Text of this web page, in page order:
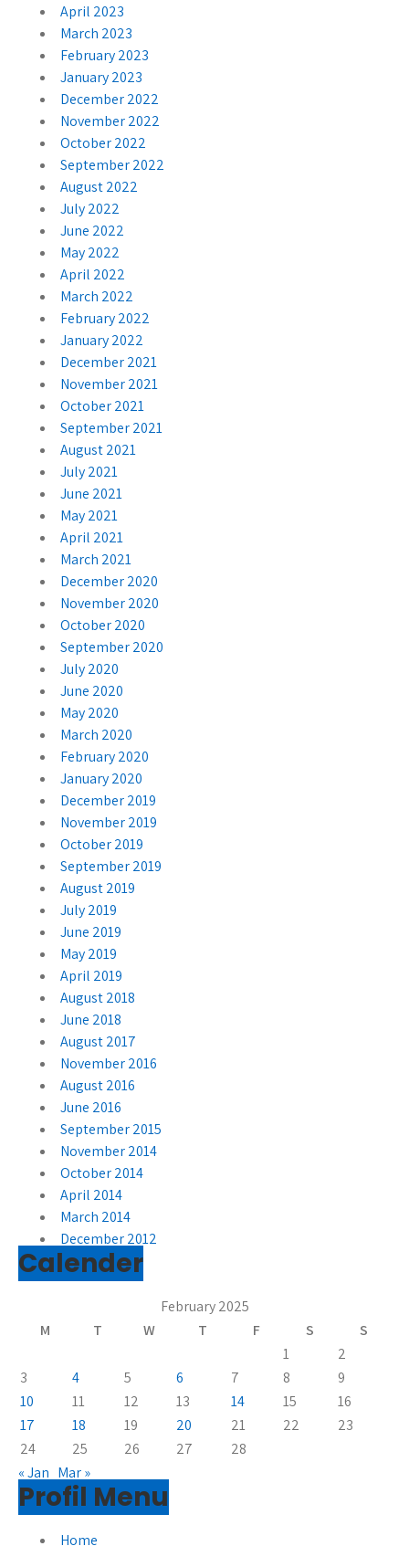
April 2023
March 2023
February 2023
January 2023
December 2022
November 2022
October 2022
September 2022
August 2022
July 2022
June 2022
May 2022
April 2022
March 2022
February 2022
January 2022
December 2021
November 2021
October 2021
September 2021
August 2021
July 2021
June 2021
May 2021
April 2021
March 2021
December 2020
November 2020
October 2020
September 2020
July 2020
June 2020
May 2020
March 2020
February 2020
January 2020
December 2019
November 2019
October 2019
September 2019
August 2019
July 2019
June 2019
May 2019
April 2019
August 2018
June 2018
August 2017
November 2016
August 2016
June 2016
September 2015
November 2014
October 2014
April 2014
March 2014
December 2012
Calender
February 2025
M
T W T F S
S
1
2
3
4 5 6 7 8
9
10
11 12 13 14 15
16
17
18 19 20 21 22
23
24
25 26 27
28
« Jan Mar »
Profil Menu
Home